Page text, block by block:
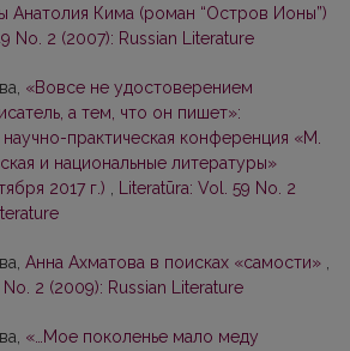
Анатолия Кима (роман “Остров Ионы”)
No. 2 (2007): Russian Literature
«Вовсе не удостоверением
а тем, что он пишет»:
практическая конференция «М.
и национальные литературы»
2017 г.)
Literatūra: Vol. 59 No. 2
Анна Ахматова в поисках «самости»
No. 2 (2009): Russian Literature
«…Мое поколенье мало меду